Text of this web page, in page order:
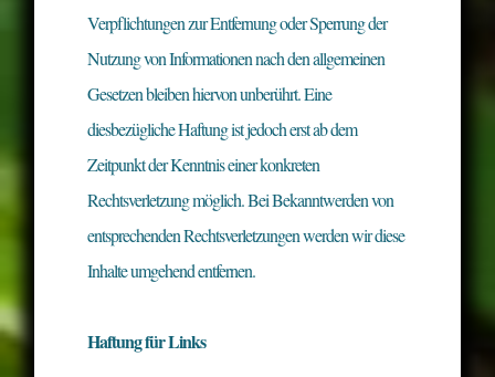
Verpflichtungen zur Entfernung oder Sperrung der
Nutzung von Informationen nach den allgemeinen
Gesetzen bleiben hiervon unberührt. Eine
diesbezügliche Haftung ist jedoch erst ab dem
Zeitpunkt der Kenntnis einer konkreten
Rechtsverletzung möglich. Bei Bekanntwerden von
entsprechenden Rechtsverletzungen werden wir diese
Inhalte umgehend entfernen.
Haftung für Links